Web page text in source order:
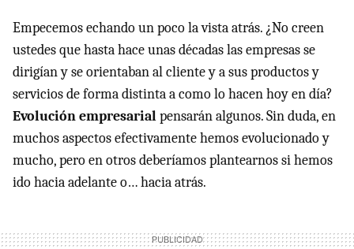
Empecemos echando un poco la vista atrás. ¿No creen
ustedes que hasta hace unas décadas las empresas se
dirigían y se orientaban al cliente y a sus productos y
servicios de forma distinta a como lo hacen hoy en día?
Evolución empresarialpensarán algunos. Sin duda, en
muchos aspectos efectivamente hemos evolucionado y
mucho, pero en otros deberíamos plantearnos si hemos
ido hacia adelante o… hacia atrás.